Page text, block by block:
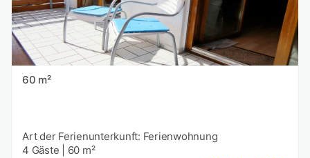
60 m²
Art der Ferienunterkunft: Ferienwohnung
4 Gäste
60 m²